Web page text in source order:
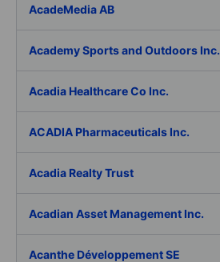
AcadeMedia AB
Academy Sports and Outdoors Inc.
Acadia Healthcare Co Inc.
ACADIA Pharmaceuticals Inc.
Acadia Realty Trust
Acadian Asset Management Inc.
Acanthe Développement SE